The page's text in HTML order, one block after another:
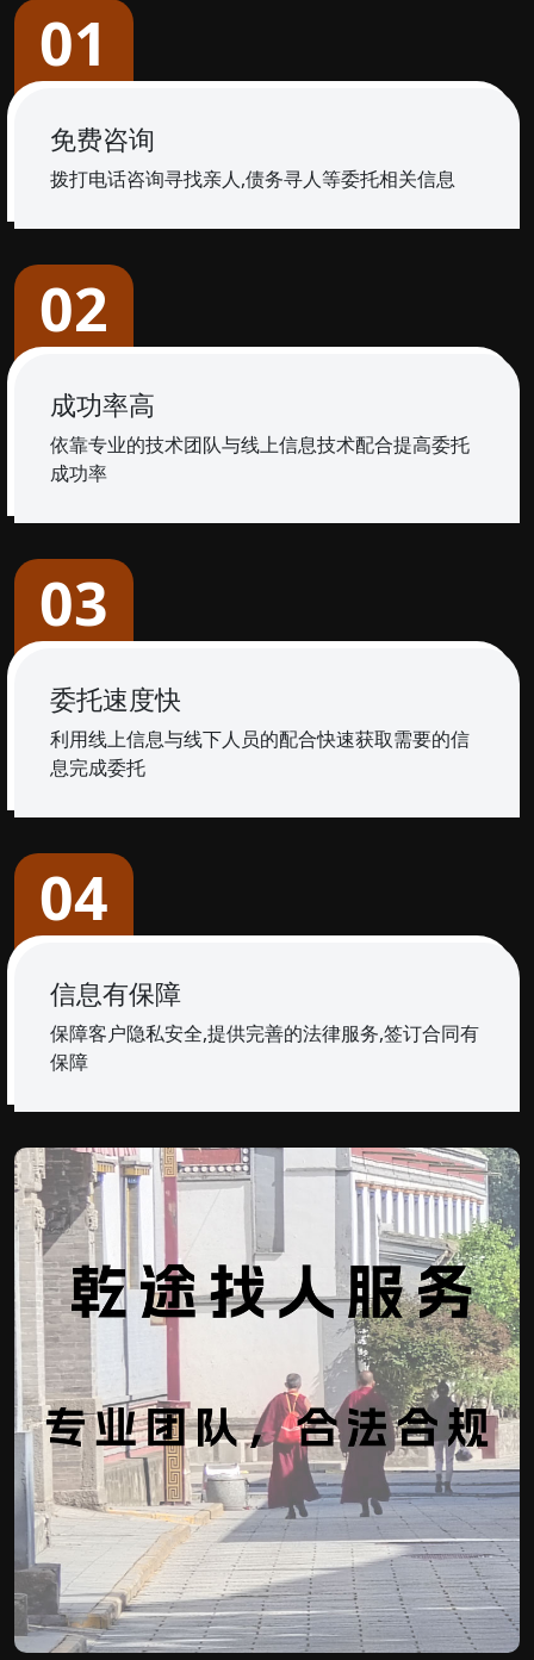
01
免费咨询
拨打电话咨询寻找亲人,债务寻人等委托相关信息
02
成功率高
依靠专业的技术团队与线上信息技术配合提高委托
成功率
03
委托速度快
利用线上信息与线下人员的配合快速获取需要的信
息完成委托
04
信息有保障
保障客户隐私安全,提供完善的法律服务,签订合同有
保障